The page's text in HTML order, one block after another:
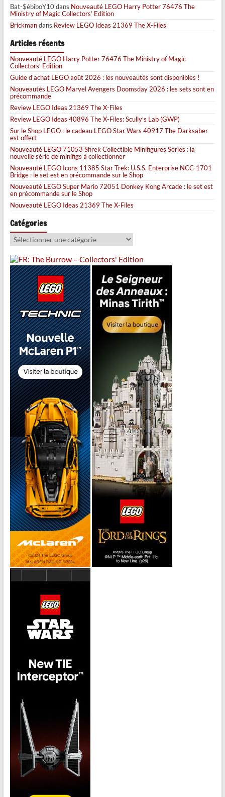
Bat-$ébiboY10dans Nouveauté LEGO Harry Potter 76476 The
Ministry of Magic Collectors’ Edition
Brickmandans Review LEGO Ideas 21369 The X-Files
Articles récents
Nouveauté LEGO Harry Potter 76476 The Ministry of Magic
Collectors’ Edition
Guide d’achat LEGO août 2026 : les nouveautés sont disponibles !
Nouveautés LEGO Marvel Avengers Doomsday 2026 : les sets sont en
précommande
Review LEGO Ideas 21369 The X-Files
Review LEGO Ideas 40896 The X-Files: Scully’s Lab (GWP)
Sur le Shop LEGO : le cadeau LEGO Star Wars 40917 The Darksaber
est offert
Nouveauté LEGO 71053 Shrek Collectible Minifigures Series : la
nouvelle série de minifigs à collectionner
Nouveauté LEGO Icons 11385 Star Trek: U.S.S. Enterprise NCC-1701
Bridge : le set est en précommande sur le Shop
Nouveauté LEGO Super Mario 72051 Donkey Kong Arcade : le set est
en précommande sur le Shop
Nouveauté LEGO Ideas 21369 The X-Files
Catégories
Catégories